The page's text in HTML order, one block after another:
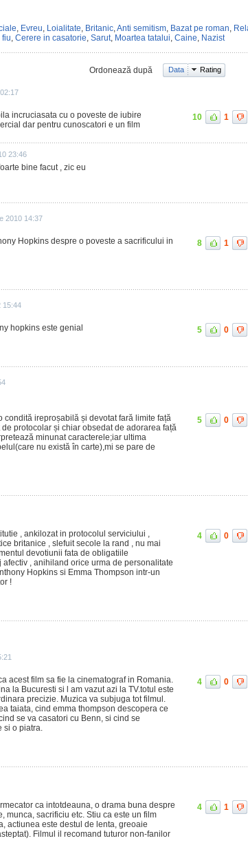
, Evreu, Loialitate, Britanic,Anti semitism, Bazat pe roman,
fiu, Cerere in casatorie, Sarut, Moartea tatalui, Caine, Nazist
Ordonează după Data Rating
incruciasata cu o poveste de iubire
dar pentru cunoscatori e un film
10 1
23:46
bine facut , zic eu
2010 14:37
Hopkins despre o poveste a sacrificului in
8 1
15:44
hopkins este genial 5 0
condită ireproșabilă și devotat fară limite față
protocolar și chiar obsedat de adorarea față
minunat caracterele;iar ultima
nu există în carte),mi se pare de
5 0
, ankilozat in protocolul serviciului ,
britanice , slefuit secole la rand , nu mai
devotiunii fata de obligatiile
, anihiland orice urma de personalitate
Hopkins si Emma Thompson intr-un
!
4 0
acest film sa fie la cinematograf in Romania.
la Bucuresti si l am vazut azi la TV.totul este
precizie. Muzica va subjuga tot filmul.
taiata, cind emma thompson descopera ce
se va casatori cu Benn, si cind se
si o piatra.
4 0
ca intotdeauna, o drama buna despre
munca, sacrificiu etc. Stiu ca este un film
actiunea este destul de lenta, greoaie
Filmul il recomand tuturor non-fanilor
4 1